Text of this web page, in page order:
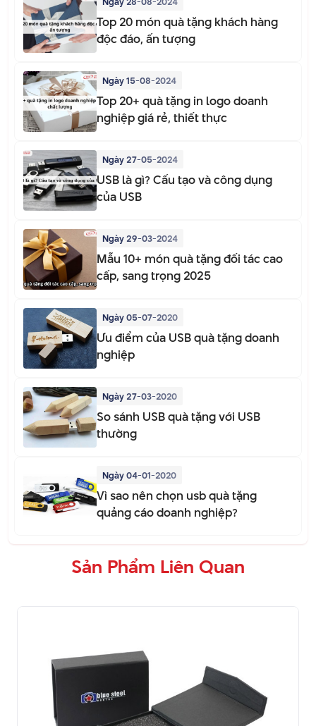
Top 20 món quà tặng khách hàng
độc đáo, ấn tượng
Ngày 15-08-2024
Top 20+ quà tặng in logo doanh
nghiệp giá rẻ, thiết thực
Ngày 27-05-2024
USB là gì? Cấu tạo và công dụng
của USB
Ngày 29-03-2024
Mẫu 10+ món quà tặng đối tác cao
cấp, sang trọng 2025
Ngày 05-07-2020
Ưu điểm của USB quà tặng doanh
nghiệp
Ngày 27-03-2020
So sánh USB quà tặng với USB
thường
Ngày 04-01-2020
Vì sao nên chọn usb quà tặng
quảng cáo doanh nghiệp?
Sản Phẩm Liên Quan